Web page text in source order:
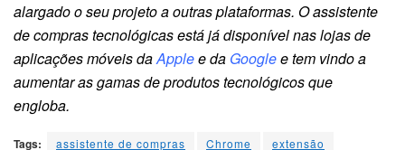
alargado o seu projeto a outras plataformas. O assistente
de compras tecnológicas está já disponível nas lojas de
aplicações móveis daApplee da Googlee tem vindo a
aumentar as gamas de produtos tecnológicos que
engloba.
Tags: assistente de compras Chrome extensão